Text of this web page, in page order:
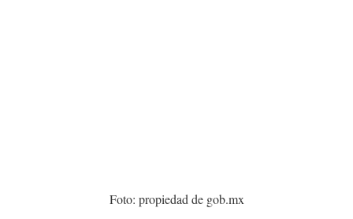
Foto: propiedad de gob.mx